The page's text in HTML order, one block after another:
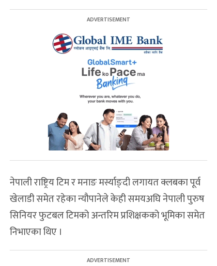
नेपाली राष्ट्रिय टिम र मनाङ मर्स्याङ्दी लगायत क्लबका पूर्व
खेलाडी समेत रहेका न्यौपानेले केही समयअघि नेपाली पुरुष
सिनियर फुटबल टिमको अन्तरिम प्रशिक्षकको भूमिका समेत
निभाएका थिए ।